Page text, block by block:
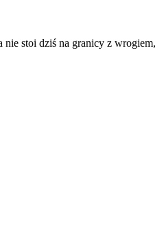
nie stoi dziś na granicy z wrogiem,